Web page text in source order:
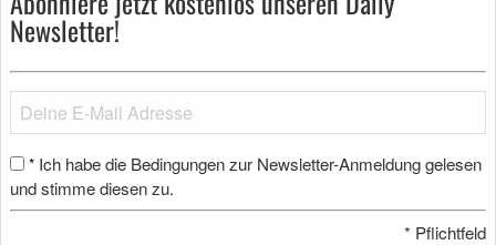
Newsletter!
* Ich habe die Bedingungen zur Newsletter-Anmeldung gelesen
und stimme diesen zu.
* Pflichtfeld